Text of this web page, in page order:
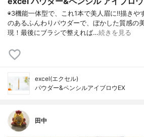
◉3機能一体型で、これ1本で美人眉に‼︎描きや
のあるふんわりパウダーで、ぼかした質感の
現！最後にブラシで整えれば…続きを見る
excel(エクセル)
パウダー&ペンシルアイブロウEX
田中